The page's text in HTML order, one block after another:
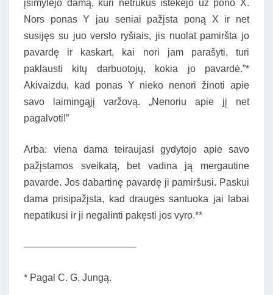
įsimylėjo damą, kuri netrukus ištekėjo už pono X.
Nors ponas Y jau seniai pažįsta poną X ir net
susijęs su juo verslo ryšiais, jis nuolat pamiršta jo
pavardę ir kaskart, kai nori jam parašyti, turi
paklausti kitų darbuotojų, kokia jo pavardė.”*
Akivaizdu, kad ponas Y nieko nenori žinoti apie
savo laimingąjį varžovą. „Nenoriu apie jį net
pagalvoti!”
Arba: viena dama teiraujasi gydytojo apie savo
pažįstamos sveikatą, bet vadina ją mergautine
pavarde. Jos dabartinę pavardę ji pamiršusi. Paskui
dama prisipažįsta, kad draugės santuoka jai labai
nepatikusi ir ji negalinti pakęsti jos vyro.**
———————————–
* Pagal C. G. Jungą.